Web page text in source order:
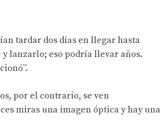
tardar dos días en llegar hasta
lanzarlo; eso podría llevar años.
por el contrario, se ven
miras una imagen óptica y hay una